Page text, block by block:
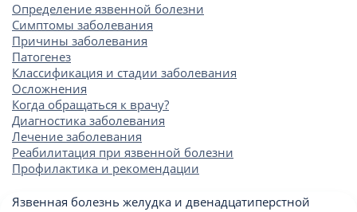
Определение язвенной болезни
Симптомы заболевания
Причины заболевания
Патогенез
Классификация и стадии заболевания
Осложнения
Когда обращаться к врачу?
Диагностика заболевания
Лечение заболевания
Реабилитация при язвенной болезни
Профилактика и рекомендации
Язвенная болезнь желудка и двенадцатиперстной